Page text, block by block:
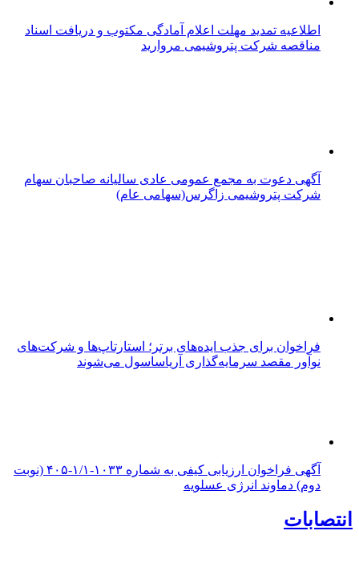
اطلاعیه تمدید مهلت اعلام آمادگی مکتوب و دریافت اسناد
مناقصه شرکت پتروشیمی مروارید
آگهی دعوت به مجمع عمومی عادی سالیانه صاحبان سهام
شرکت پتروشیمی زاگرس(سهامی عام)
فراخوان برای جذب ایده‌های برتر؛ استارتاپ‌ها و شرکت‌های
نوآور مقصد سرما‌یه‌گذاری آریاساسول می‌شوند
آگهی فراخوان ارزیابی کیفی به شماره ۱۰۳۳-۱/۱-۴۰۵ (نوبت
دوم) دماوند انرژی عسلویه
انتصابات